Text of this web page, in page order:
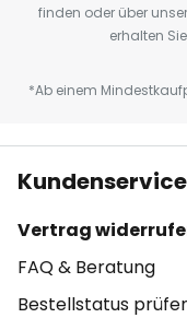
finden oder über unser
erhalten
*Ab einem
Kundenservice
Vertrag
FAQ & Beratung
Bestellstatus